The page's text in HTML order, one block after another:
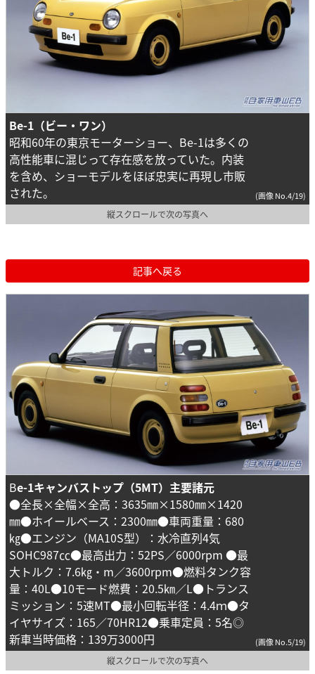
Be-1（ビー・ワン）
昭和60年の東京モーターショー、Be-1は多くの
高性能車に混じって存在感を放っていた。内装
を含め、ショーモデルをほぼ忠実に再現し市販
された。
(画像 No.4/19)
縦スクロールで次の写真へ
記事へ戻る
Be-1キャンバストップ（5MT）主要諸元
●全長×全幅×全高：3635㎜×1580㎜×1420
㎜●ホイールベース：2300㎜●車両重量：680
㎏●エンジン（MA10S型）：水冷直列4気
SOHC987㏄●最高出力：52PS／6000rpm ●最
大トルク：7.6㎏・m／3600rpm●燃料タンク容
量：40L●10モード燃費：20.5㎞／L●トランス
ミッション：5速MT●最小回転半径：4.4ｍ●タ
イヤサイズ：165／70HR12●乗車定員：5名◎
新車当時価格：139万3000円
(画像 No.5/19)
縦スクロールで次の写真へ